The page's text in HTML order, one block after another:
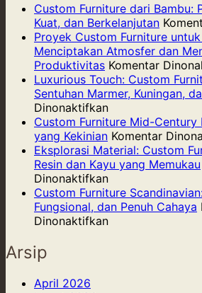
Custom Furniture dari Bambu:
Kuat, dan Berkelanjutan
Proyek Custom Furniture
Menciptakan Atmosfer dan
Produktivitas Komentar
Luxurious Touch: Custom
Sentuhan Marmer, Kuningan,
Dinonaktifkanpada
Luxurious
Touch:
Custom
Furniture
dengan
Sentuhan
Marmer,
Kuningan,
Custom Furniture Mid-Century
yang Kekinian Komentar
Eksplorasi Material: Custom
Resin dan Kayu yang Memukau
Dinonaktifkanpada
Eksplorasi
Material:
Custom
Custom Furniture
Fungsional, dan Penuh Cahaya
Dinonaktifkanpada
Arsip
April 2026